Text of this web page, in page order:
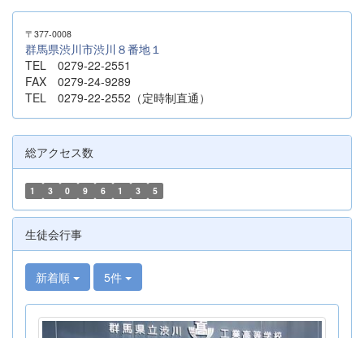
〒377-0008
群馬県渋川市渋川８番地１
TEL 0279-22-2551
FAX 0279-24-9289
TEL 0279-22-2552（定時制直通）
総アクセス数
1 3 0 9 6 1 3 5
生徒会行事
新着順 5件